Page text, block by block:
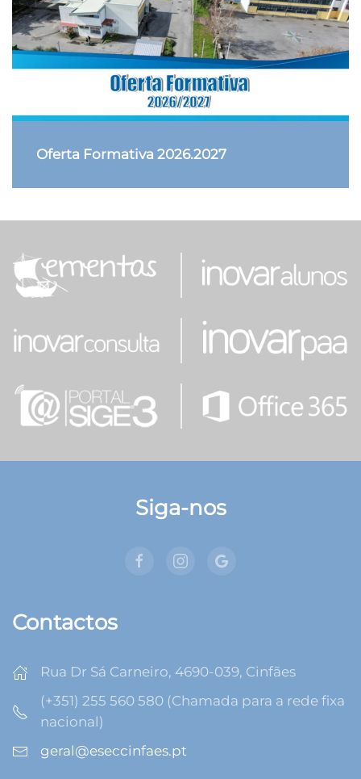
Oferta Formativa 2026.2027
Siga-nos
Contactos
Rua Dr Sá Carneiro, 4690-039, Cinfães
(+351) 255 560 580 (Chamada para a rede fixa
nacional)
geral@eseccinfaes.pt